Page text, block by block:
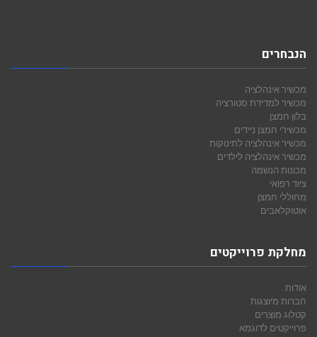
הנבחרים
מכשיר אינהלציה
מכשיר למדידת סטורציה
בלון חמצן
מכשירי חמצן ניידים
מכשיר אינהלציה לתינוקות
מכשיר אינהלציה לילדים
מכונות הנשמה
ציוד רפואי
מחוללי חמצן
אוטוקלאבים
מחלקת פרוייקטים
אודות
חברות מיוצגות
קטלוג מוצרים
פרוייקטים לדוגמא